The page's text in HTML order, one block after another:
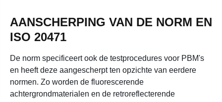
AANSCHERPING VAN DE NORM EN
ISO 20471
De norm specificeert ook de testprocedures voor PBM's
en heeft deze aangescherpt ten opzichte van eerdere
normen. Zo worden de fluorescerende
achtergrondmaterialen en de retroreflecterende